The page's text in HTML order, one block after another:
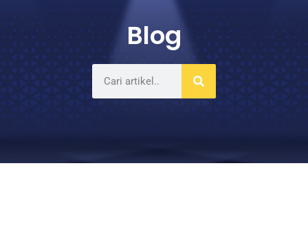
Blog